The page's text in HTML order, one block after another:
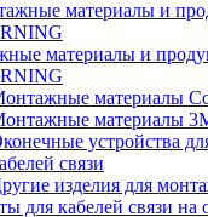
материалы и
материалы
материалы
устройства
связи
изделия для